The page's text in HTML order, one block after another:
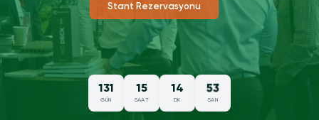
Fuar Sonuç Raporunu İnceleyin
131
GÜN
15
SAAT
14
DK
51
SAN